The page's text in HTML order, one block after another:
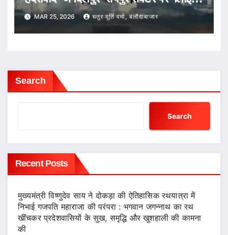
शुरूMAR 25, 2026 चतुर मूर्ति वर्मा, बलौदाबाजार
Search
Search
Recent Posts
मुख्यमंत्री विष्णुदेव साय ने दोकड़ा की ऐतिहासिक रथयात्रा में
निभाई गजपति महाराजा की परंपरा : भगवान जगन्नाथ का रथ
खींचकर प्रदेशवासियों के सुख, समृद्धि और खुशहाली की कामना
की